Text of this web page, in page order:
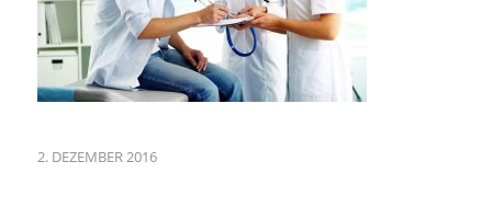
2. DEZEMBER 2016